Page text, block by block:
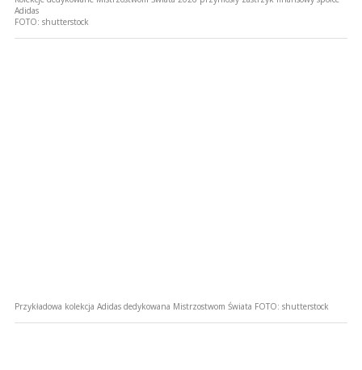
Kolekcje dedykowane Mistrzostwom Świata 2026 przyniosły zastrzyk finansowy spółce
Adidas